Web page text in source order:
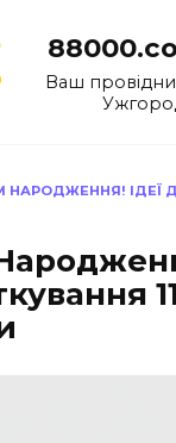
Ваш
НАРОДЖЕННЯ! ІДЕЇ